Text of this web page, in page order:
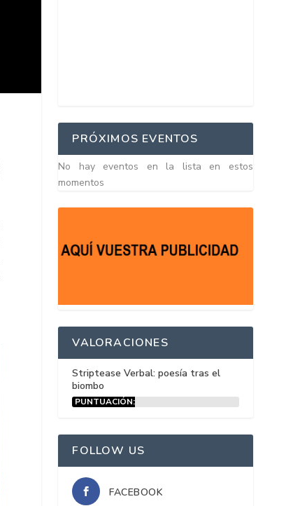
PRÓXIMOS EVENTOS
No hay eventos en la lista en estos
momentos
VALORACIONES
Striptease Verbal: poesía tras el
biombo
PUNTUACIÓN:
FOLLOW US
FACEBOOK